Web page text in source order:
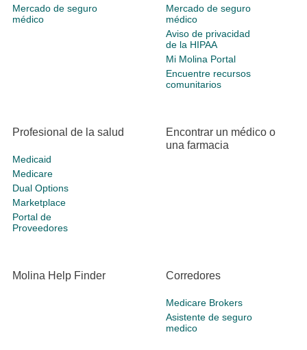
Mercado de seguro
médico
Mercado de seguro
médico
Aviso de privacidad
de la HIPAA
Mi Molina Portal
Encuentre recursos
comunitarios
Profesional de la salud
Medicaid
Medicare
Dual Options
Marketplace
Portal de
Proveedores
Encontrar un médico o
una farmacia
Molina Help Finder Corredores
Medicare Brokers
Asistente de seguro
medico